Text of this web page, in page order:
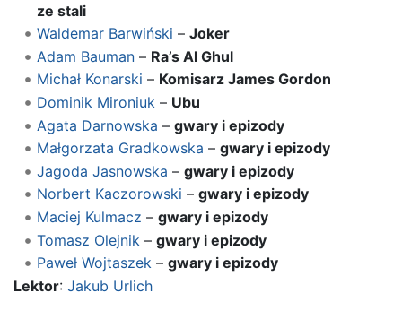
ze stali
Waldemar Barwiński – Joker
Adam Bauman– Ra’s Al Ghul
Michał Konarski – Komisarz James Gordon
Dominik Mironiuk – Ubu
Agata Darnowska – gwary i epizody
Małgorzata Gradkowska – gwary i epizody
Jagoda Jasnowska – gwary i epizody
Norbert Kaczorowski – gwary i epizody
Maciej Kulmacz – gwary i epizody
Tomasz Olejnik – gwary i epizody
Paweł Wojtaszek– gwary i epizody
Lektor: Jakub Urlich